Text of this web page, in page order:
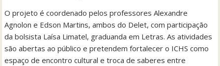
O projeto é coordenado pelos professores Alexandre
Agnolon e Edson Martins, ambos do Delet, com participação
da bolsista Laísa Limatel, graduanda em Letras. As atividades
são abertas ao público e pretendem fortalecer o ICHS como
espaço de encontro cultural e troca de saberes entre